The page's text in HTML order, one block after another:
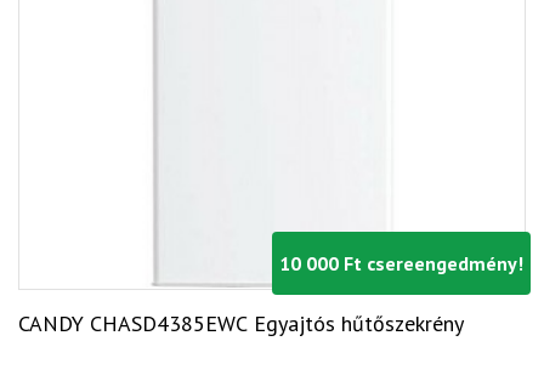
10 000 Ft csereengedmény!
CANDY CHASD4385EWC Egyajtós hűtőszekrény